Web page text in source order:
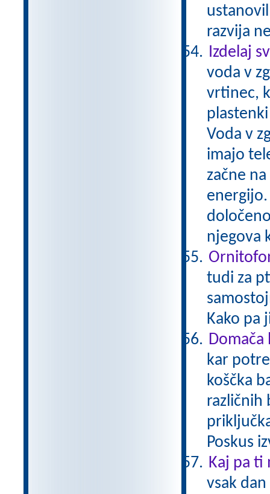
razvija
Izdelaj
voda v
vrtinec,
Voda v
imajo
začne
njegova
tudi za
Kako pa
kar
koščka
različnih
Poskus
Kaj pa ti
vsak